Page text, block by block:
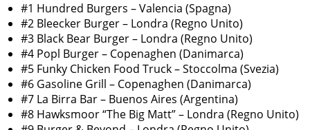
#1 Hundred Burgers – Valencia (Spagna)
#2 Bleecker Burger – Londra (Regno Unito)
#3 Black Bear Burger – Londra (Regno Unito)
#4 Popl Burger – Copenaghen (Danimarca)
#5 Funky Chicken Food Truck – Stoccolma (Svezia)
#6 Gasoline Grill – Copenaghen (Danimarca)
#7 La Birra Bar – Buenos Aires (Argentina)
#8 Hawksmoor “The Big Matt” – Londra (Regno Unito)